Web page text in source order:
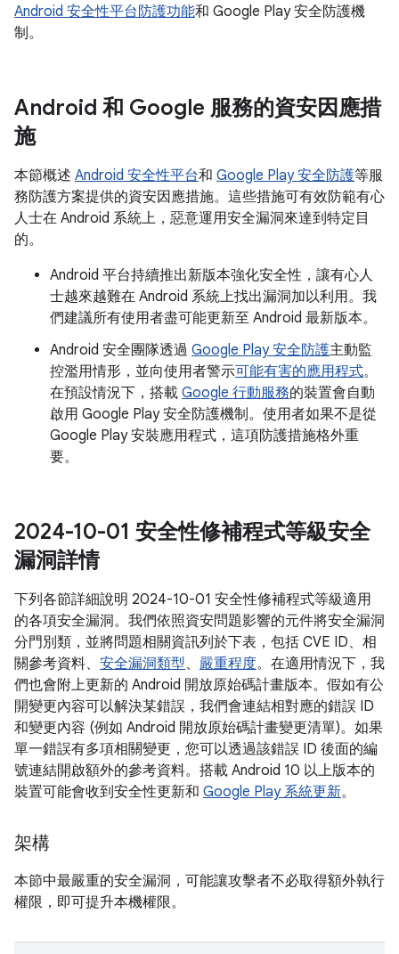
Android 安全性平台防護功能和 Google Play 安全防護機
制。
Android 和 Google 服務的資安因應措
施
本節概述 Android 安全性平台和 Google Play 安全防護等服
務防護方案提供的資安因應措施。這些措施可有效防範有心
人士在 Android 系統上，惡意運用安全漏洞來達到特定目
的。
Android 平台持續推出新版本強化安全性，讓有心人
士越來越難在 Android 系統上找出漏洞加以利用。我
們建議所有使用者盡可能更新至 Android 最新版本。
Android 安全團隊透過 Google Play 安全防護主動監
控濫用情形，並向使用者警示可能有害的應用程式。
在預設情況下，搭載 Google 行動服務的裝置會自動
啟用 Google Play 安全防護機制。使用者如果不是從
Google Play 安裝應用程式，這項防護措施格外重
要。
2024-10-01 安全性修補程式等級安全
漏洞詳情
下列各節詳細說明 2024-10-01 安全性修補程式等級適用
的各項安全漏洞。我們依照資安問題影響的元件將安全漏洞
分門別類，並將問題相關資訊列於下表，包括 CVE ID、相
關參考資料、 安全漏洞類型、 嚴重程度。在適用情況下，我
們也會附上更新的 Android 開放原始碼計畫版本。假如有公
開變更內容可以解決某錯誤，我們會連結相對應的錯誤 ID
和變更內容 (例如 Android 開放原始碼計畫變更清單)。如果
單一錯誤有多項相關變更，您可以透過該錯誤 ID 後面的編
號連結開啟額外的參考資料。搭載 Android 10 以上版本的
裝置可能會收到安全性更新和 Google Play 系統更新。
架構
本節中最嚴重的安全漏洞，可能讓攻擊者不必取得額外執行
權限，即可提升本機權限。